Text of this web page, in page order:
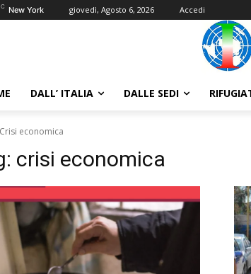
C New York giovedì, Agosto 6, 2026 Accedi
DALL’ ITALIA DALLE SEDI
Crisi economica
crisi economica